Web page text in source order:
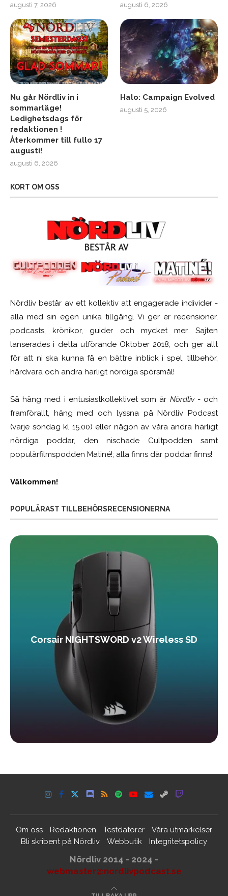
augusti 7, 2026 augusti 6, 2026
Nu går Nördliv in i
sommarläge!
Ledighetsdags för
redaktionen !
Återkommer till fullo 17
augusti!
augusti 6, 2026
Halo: Campaign Evolved
augusti 5, 2026
KORT OM OSS
Nördliv består av ett kollektiv att engagerade individer -
alla med sin egen unika tillgång. Vi ger er recensioner,
podcasts, krönikor, guider och mycket mer. Sajten
lanserades i detta utförande Oktober 2018, och ger allt
för att ni ska kunna få en bättre inblick i spel, tillbehör,
hårdvara och andra härligt nördiga spörsmål!
Så häng med i entusiastkollektivet som är Nördliv- och
framförallt, häng med och lyssna på Nördliv Podcast
(varje söndag kl 15.00) eller någon av våra andra härligt
nördiga poddar, den nischade Cultpodden samt
populärfilmspodden Matiné!; alla finns där poddar finns!
Välkommen!
POPULÄRAST TILLBEHÖRSRECENSIONERNA
Corsair NIGHTSWORD v2 Wireless SD
Om oss Redaktionen Testdatorer
Våra utmärkelser
Bli skribent på Nördliv
Webbutik Integritetspolicy
Nördliv 2014 - 2024 -
webmaster@nordlivpodcast.se